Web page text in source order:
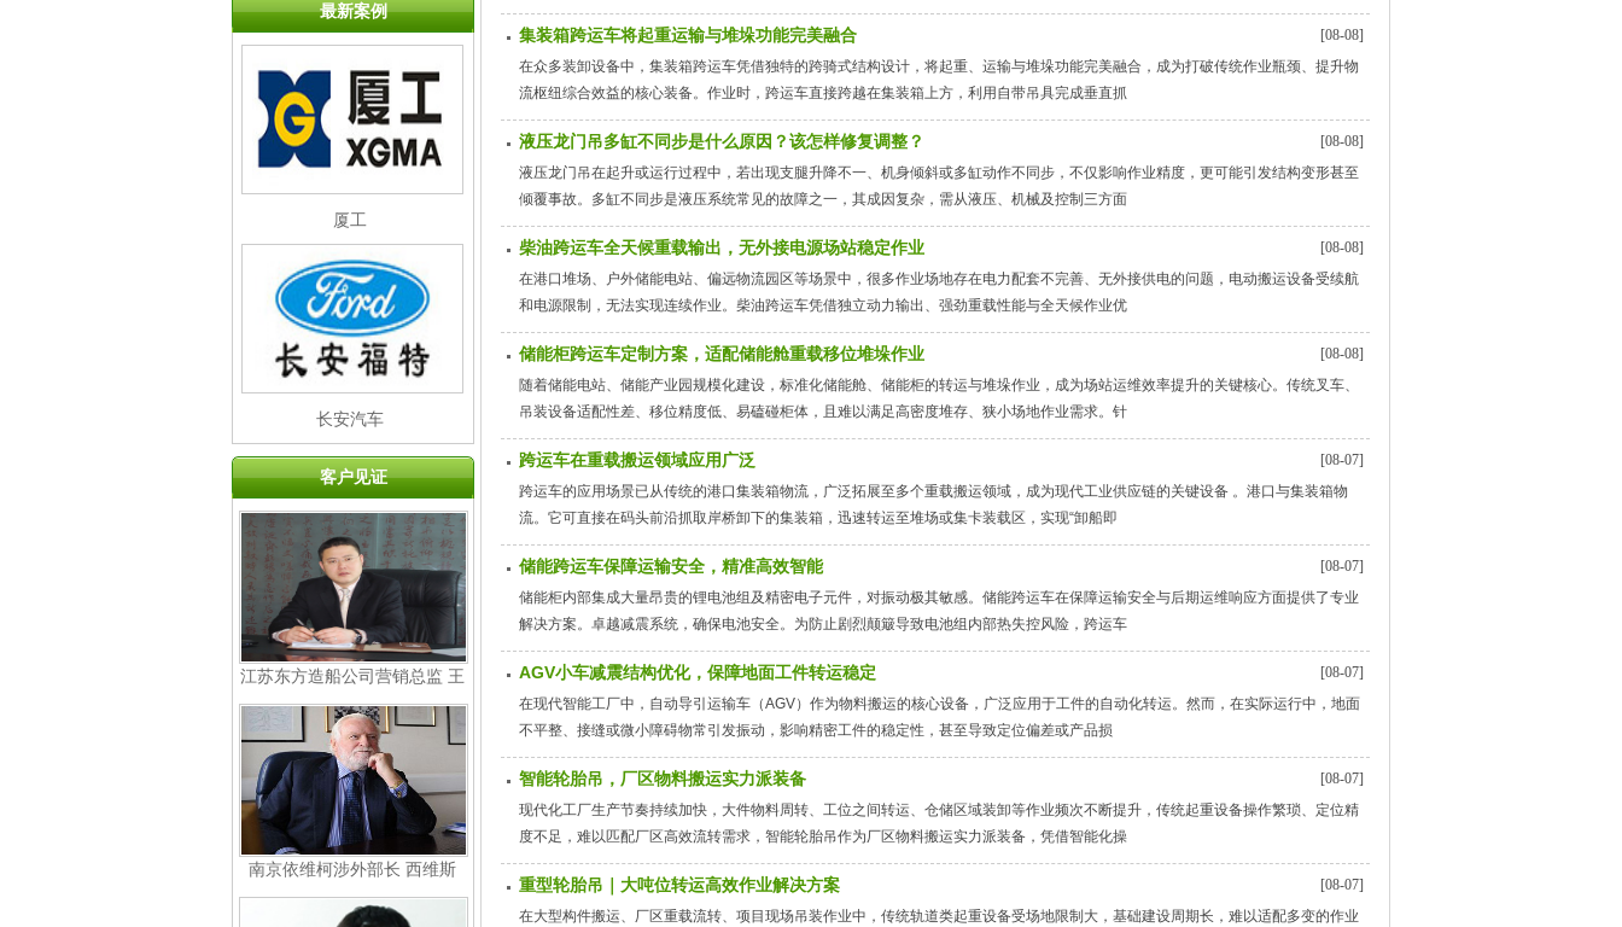
最新案例
厦工
长安汽车
客户见证
江苏东方造船公司营销总监 王
立红
南京依维柯涉外部长 西维斯
集装箱跨运车将起重运输与堆垛功能完美融合
[08-08]
在众多装卸设备中，集装箱跨运车凭借独特的跨骑式结构设计，将起重、运输与堆垛功能完美融合，成为打破传统作业瓶颈、提升物
流枢纽综合效益的核心装备。作业时，跨运车直接跨越在集装箱上方，利用自带吊具完成垂直抓
液压龙门吊多缸不同步是什么原因？该怎样修复调整？
[08-08]
液压龙门吊在起升或运行过程中，若出现支腿升降不一、机身倾斜或多缸动作不同步，不仅影响作业精度，更可能引发结构变形甚至
倾覆事故。多缸不同步是液压系统常见的故障之一，其成因复杂，需从液压、机械及控制三方面
柴油跨运车全天候重载输出，无外接电源场站稳定作业
[08-08]
在港口堆场、户外储能电站、偏远物流园区等场景中，很多作业场地存在电力配套不完善、无外接供电的问题，电动搬运设备受续航
和电源限制，无法实现连续作业。柴油跨运车凭借独立动力输出、强劲重载性能与全天候作业优
储能柜跨运车定制方案，适配储能舱重载移位堆垛作业
[08-08]
随着储能电站、储能产业园规模化建设，标准化储能舱、储能柜的转运与堆垛作业，成为场站运维效率提升的关键核心。传统叉车、
吊装设备适配性差、移位精度低、易磕碰柜体，且难以满足高密度堆存、狭小场地作业需求。针
跨运车在重载搬运领域应用广泛
[08-07]
跨运车的应用场景已从传统的港口集装箱物流，广泛拓展至多个重载搬运领域，成为现代工业供应链的关键设备 。港口与集装箱物
流。它可直接在码头前沿抓取岸桥卸下的集装箱，迅速转运至堆场或集卡装载区，实现“卸船即
储能跨运车保障运输安全，精准高效智能
[08-07]
储能柜内部集成大量昂贵的锂电池组及精密电子元件，对振动极其敏感。储能跨运车在保障运输安全与后期运维响应方面提供了专业
解决方案。卓越减震系统，确保电池安全。为防止剧烈颠簸导致电池组内部热失控风险，跨运车
AGV小车减震结构优化，保障地面工件转运稳定
[08-07]
在现代智能工厂中，自动导引运输车（AGV）作为物料搬运的核心设备，广泛应用于工件的自动化转运。然而，在实际运行中，地面
不平整、接缝或微小障碍物常引发振动，影响精密工件的稳定性，甚至导致定位偏差或产品损
智能轮胎吊，厂区物料搬运实力派装备
[08-07]
现代化工厂生产节奏持续加快，大件物料周转、工位之间转运、仓储区域装卸等作业频次不断提升，传统起重设备操作繁琐、定位精
度不足，难以匹配厂区高效流转需求，智能轮胎吊作为厂区物料搬运实力派装备，凭借智能化操
重型轮胎吊｜大吨位转运高效作业解决方案
[08-07]
在大型构件搬运、厂区重载流转、项目现场吊装作业中，传统轨道类起重设备受场地限制大，基础建设周期长，难以适配多变的作业